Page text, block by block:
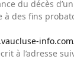
du décès
à des fins
à l’adresse